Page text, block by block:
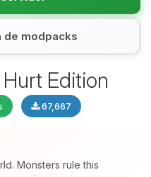
de modpacks
Edition
67,667
Monsters rule this
con quien